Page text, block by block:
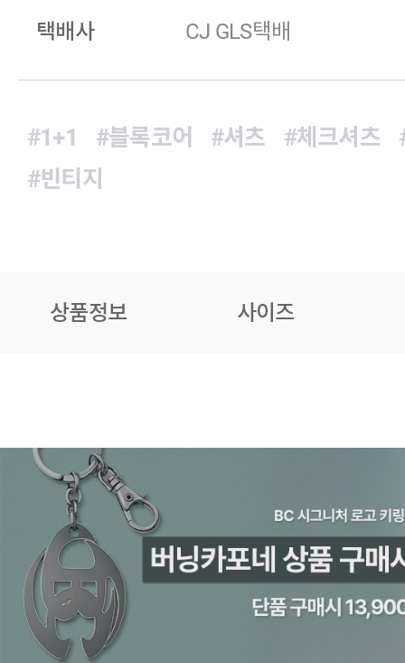
택배사
CJ GLS택배
#1+1 #블록코어 #셔츠 #체크셔츠
#빈티지
상품정보 사이즈